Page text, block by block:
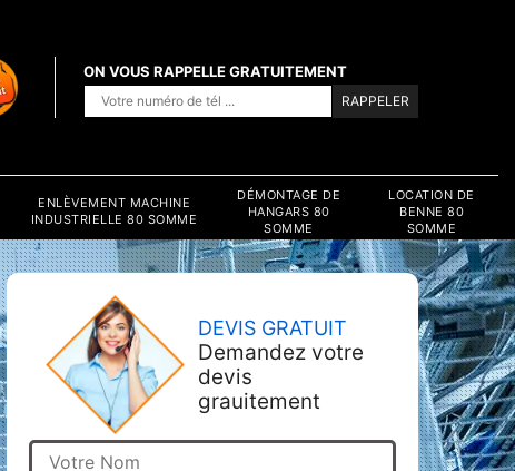
ON VOUS RAPPELLE GRATUITEMENT
ENLÈVEMENT MACHINE
INDUSTRIELLE 80 SOMME
DÉMONTAGE DE
HANGARS 80
SOMME
LOCATION DE
BENNE 80
SOMME
DEVIS GRATUIT
Demandez votre
devis
grauitement